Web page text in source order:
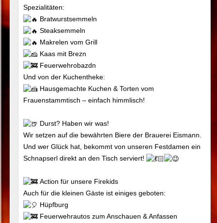
Spezialitäten:
Bratwurstsemmeln
Steaksemmeln
Makrelen vom Grill
Kaas mit Brezn
Feuerwehrobazdn
Und von der Kuchentheke:
Hausgemachte Kuchen & Torten vom
Frauenstammtisch – einfach himmlisch!
Durst? Haben wir was!
Wir setzen auf die bewährten Biere der Brauerei Eismann.
Und wer Glück hat, bekommt von unseren Festdamen ein
Schnapserl direkt an den Tisch serviert!
Action für unsere Firekids
Auch für die kleinen Gäste ist einiges geboten:
Hüpfburg
Feuerwehrautos zum Anschauen & Anfassen